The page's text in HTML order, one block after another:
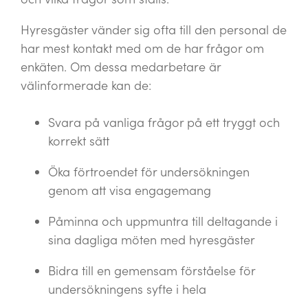
Hyresgäster vänder sig ofta till den personal de
har mest kontakt med om de har frågor om
enkäten. Om dessa medarbetare är
välinformerade kan de:
Svara på vanliga frågor på ett tryggt och
korrekt sätt
Öka förtroendet för undersökningen
genom att visa engagemang
Påminna och uppmuntra till deltagande i
sina dagliga möten med hyresgäster
Bidra till en gemensam förståelse för
undersökningens syfte i hela